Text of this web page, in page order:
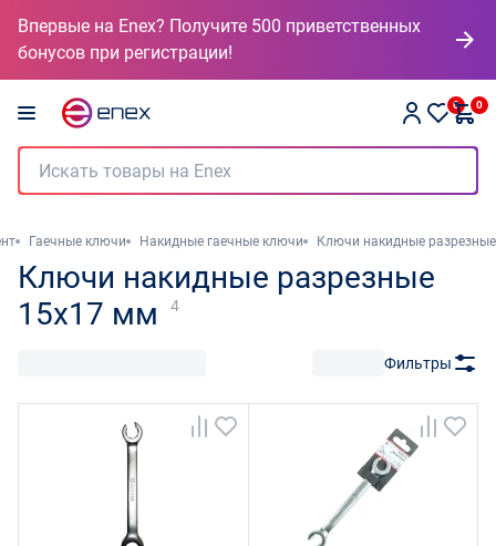
Впервые на Enex? Получите 500 приветственных
бонусов при регистрации!
0 0
Гаечные ключи Накидные гаечные ключи Ключи накидные разрезные
Ключи накидные разрезные
15x17 мм
4
Фильтры